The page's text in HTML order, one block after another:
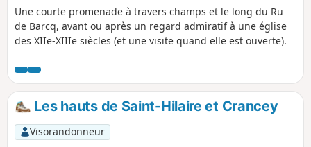
Une courte promenade à travers champs et le long du Ru
de Barcq, avant ou après un regard admiratif à une église
des XIIe-XIIIe siècles (et une visite quand elle est ouverte).
Les hauts de Saint-Hilaire et Crancey
Visorandonneur